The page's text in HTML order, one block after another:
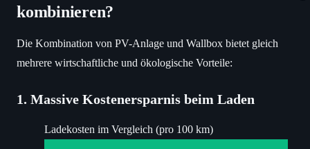
kombinieren?
Die Kombination von PV-Anlage und Wallbox bietet gleich
mehrere wirtschaftliche und ökologische Vorteile:
1. Massive Kostenersparnis beim Laden
Ladekosten im Vergleich (pro 100 km)